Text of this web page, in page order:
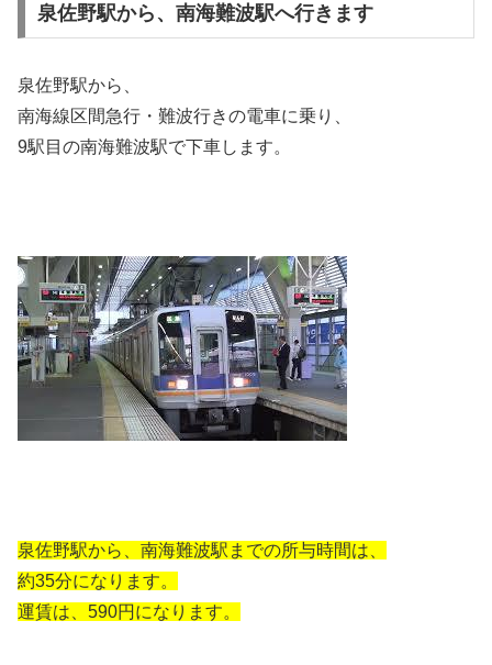
泉佐野駅から、南海難波駅へ行きます
泉佐野駅から、
南海線区間急行・難波行きの電車に乗り、
9駅目の南海難波駅で下車します。
泉佐野駅から、南海難波駅までの所与時間は、
約35分になります。
運賃は、590円になります。